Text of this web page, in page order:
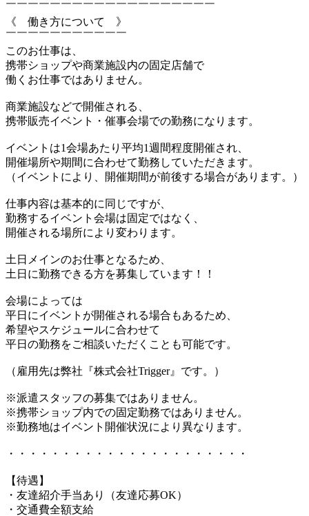
￣￣￣￣￣￣￣￣￣￣￣￣￣￣￣￣￣￣￣
《 働き方について 》
￣￣￣￣￣￣￣￣￣￣￣
このお仕事は、
携帯ショップや商業施設内の固定店舗で
働くお仕事ではありません。
商業施設などで開催される、
携帯販売イベント・催事会場での勤務になります。
イベントは1会場あたり平均1週間程度開催され、
開催場所や期間に合わせて勤務していただきます。
（イベントにより、開催期間が前後する場合があります。）
仕事内容は基本的に同じですが、
勤務するイベント会場は固定ではなく、
開催される場所により変わります。
土日メインのお仕事となるため、
土日に勤務できる方を募集しています！！
会場によっては
平日にイベントが開催される場合もあるため、
希望やスケジュールに合わせて
平日の勤務をご相談いただくことも可能です。
（雇用先は弊社『株式会社Trigger』です。）
※派遣スタッフの募集ではありません。
※携帯ショップ内での固定勤務ではありません。
※勤務地はイベント開催状況により異なります。
・・・・・・・・・・・・・・・・・・・・・・
【待遇】
・友達紹介手当あり（友達応募OK）
・交通費全額支給